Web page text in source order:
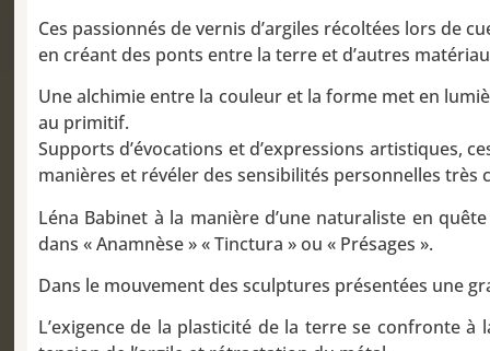
Ces passionnés de vernis d’argiles récoltées lors de
en créant des ponts entre la terre et d’autres
Une alchimie entre la couleur et la forme met en
au primitif.
Supports d’évocations et d’expressions artistiques,
manières et révéler des sensibilités personnelles très
Léna Babinet à la manière d’une naturaliste en
dans « Anamnèse » « Tinctura » ou « Présages ».
Dans le mouvement des sculptures présentées une
L’exigence de la plasticité de la terre se confronte